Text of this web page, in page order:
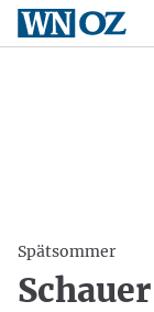
Spätsommer